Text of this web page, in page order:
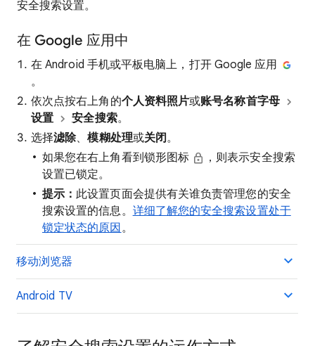
安全搜索设置。
在 Google 应用中
在 Android 手机或平板电脑上，打开 Google 应用
。
依次点按右上角的个人资料照片或账号名称首字母
设置
安全搜索。
选择滤除、模糊处理或关闭。
如果您在右上角看到锁形图标
，则表示安全搜索
设置已锁定。
提示：此设置页面会提供有关谁负责管理您的安全
搜索设置的信息。 详细了解您的安全搜索设置处于
锁定状态的原因 。
移动浏览器
Android TV